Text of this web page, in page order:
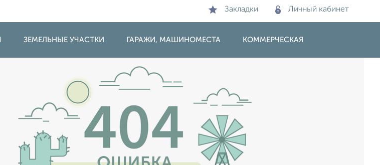
Закладки Личный кабинет
ЗЕМЕЛЬНЫЕ УЧАСТКИ ГАРАЖИ, МАШИНОМЕСТА КОММЕРЧЕСКАЯ